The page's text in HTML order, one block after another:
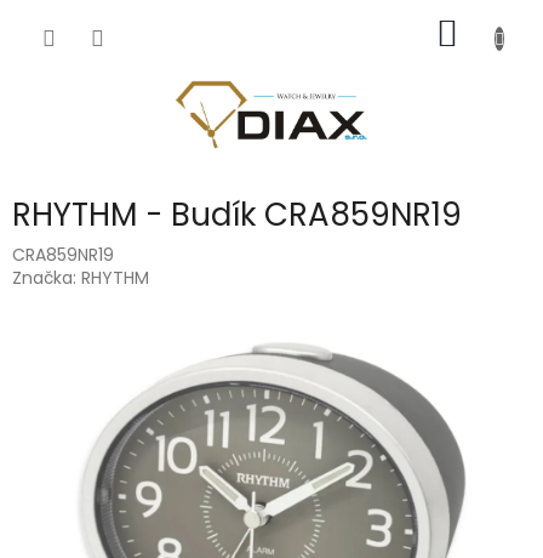
KOŠÍK
RHYTHM - Budík CRA859NR19
CRA859NR19
Značka: RHYTHM